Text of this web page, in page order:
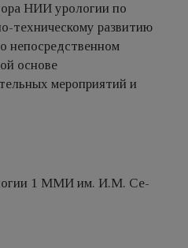
НИИ урологии по
техническому развитию
непосредственном
осно­ве
мероприятий и
1 ММИ им. И.М. Се­